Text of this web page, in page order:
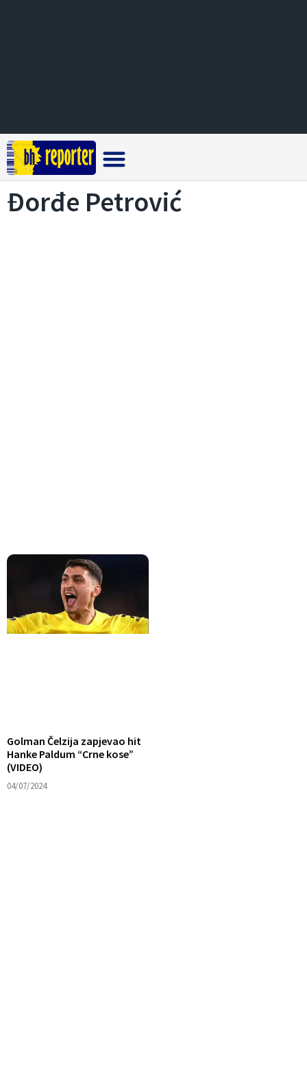
Đorđe Petrović
Golman Čelzija zapjevao hit
Hanke Paldum “Crne kose”
(VIDEO)
04/07/2024